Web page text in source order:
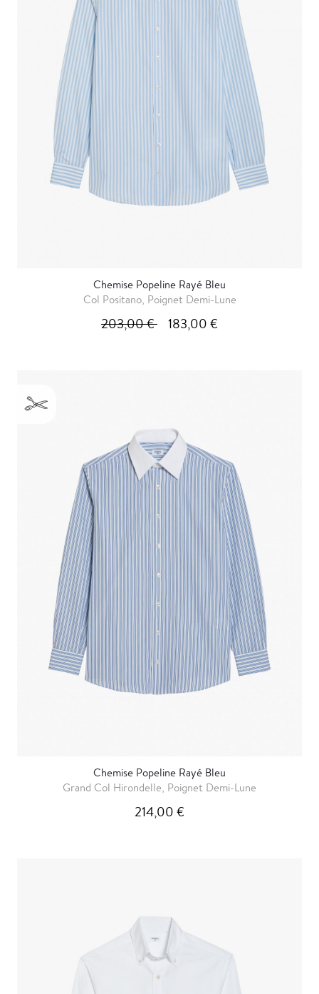
Chemise Popeline Rayé Bleu
Col Positano, Poignet Demi-Lune
203,00 € 183,00 €
Chemise Popeline Rayé Bleu
Grand Col Hirondelle, Poignet Demi-Lune
214,00 €